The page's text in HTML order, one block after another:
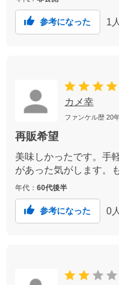
参考になった 1 人
カメ幸
ファンケル歴 20
再販希望
美味しかったです。手
があった気がします。
年代： 60代後半
参考になった 0 人